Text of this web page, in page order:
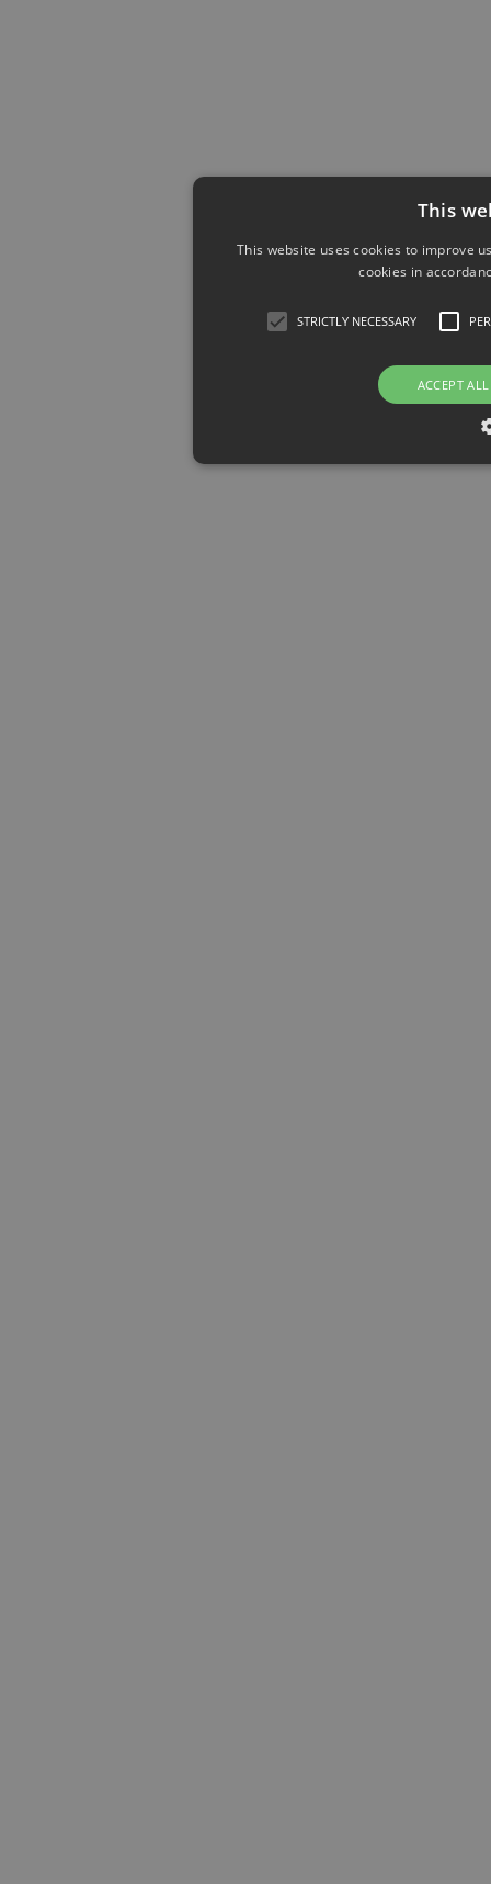
This
This website uses cookies to improve
cookies in
STRICTLY NECESSARY
ACCEPT ALL